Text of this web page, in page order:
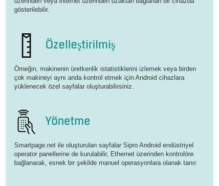
gösterilebilir.
Özelleştirilmiş
Örneğin, makinenin üretkenlik istatistiklerini izlemek veya birden
çok makineyi aynı anda kontrol etmek için Android cihazlara
yüklenecek özel sayfalar oluşturabilirsiniz.
Yönetme
Smartpage.net ile oluşturulan sayfalar Sipro Android endüstriyel
operator panellerine de kurulabilir, Ethernet üzerinden kontrolöre
bağlanarak, esnek bir şekilde manuel operasyonlara olanak tanır.